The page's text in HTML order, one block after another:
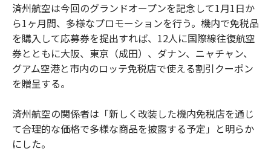
済州航空は今回のグランドオープンを記念して1月1日か
ら1ヶ月間、多様なプロモーションを行う。機内で免税品
を購入して応募券を提出すれば、12人に国際線往復航空
券とともに大阪、東京（成田）、ダナン、ニャチャン、
グアム空港と市内のロッテ免税店で使える割引クーポン
を贈呈する。
済州航空の関係者は「新しく改装した機内免税店を通じ
て合理的な価格で多様な商品を披露する予定」と明らか
にした。